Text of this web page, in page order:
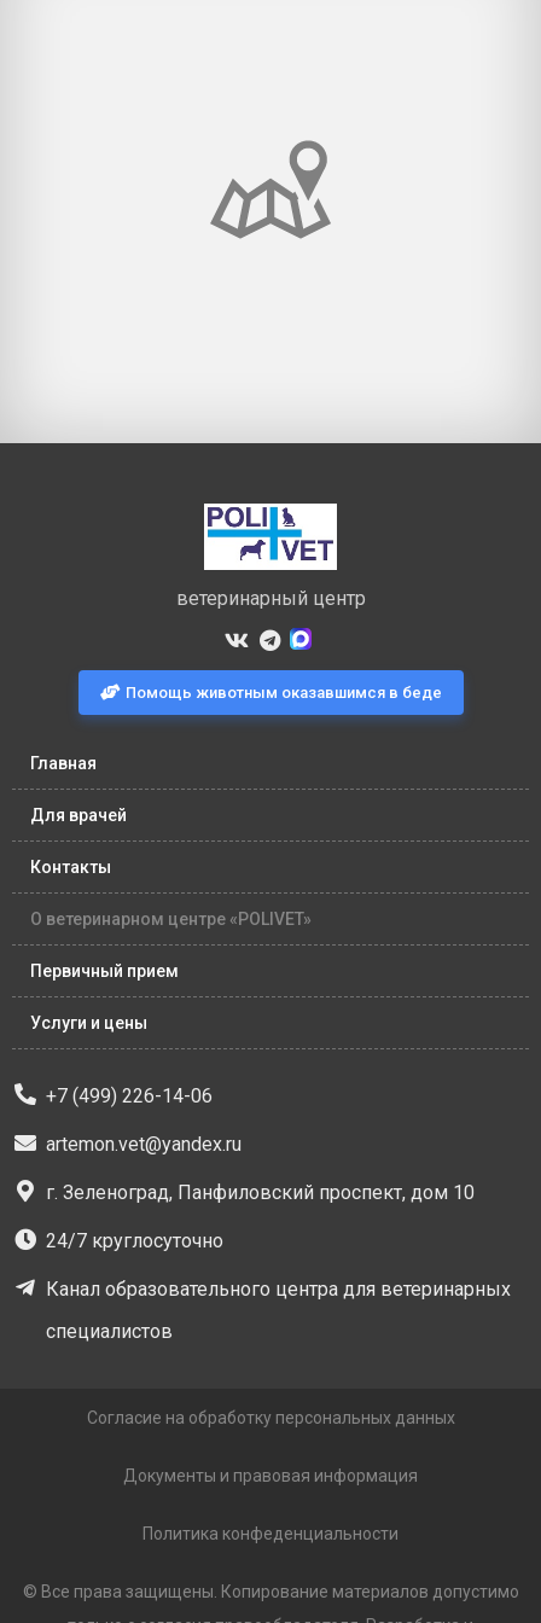
ветеринарный центр
Помощь животным оказавшимся в беде
Главная
Для врачей
Контакты
О ветеринарном центре «POLIVET»
Первичный прием
Услуги и цены
+7 (499) 226-14-06
artemon.vet@yandex.ru
г. Зеленоград, Панфиловский проспект, дом 10
24/7 круглосуточно
Канал образовательного центра для ветеринарных
специалистов
Согласие на обработку персональных данных
Документы и правовая информация
Политика конфеденциальности
© Все права защищены. Копирование материалов допустимо